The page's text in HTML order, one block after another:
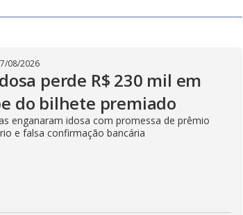
08/2026
perde R$ 230 mil em
do bilhete premiado
enganaram idosa com promessa de prêmio
e falsa confirmação bancária